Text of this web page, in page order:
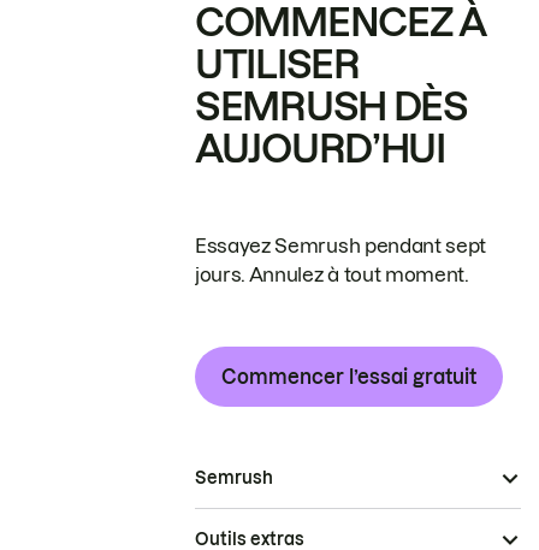
COMMENCEZ À
UTILISER
SEMRUSH DÈS
AUJOURD’HUI
Essayez Semrush pendant sept
jours. Annulez à tout moment.
Commencer l’essai gratuit
Semrush
Outils extras